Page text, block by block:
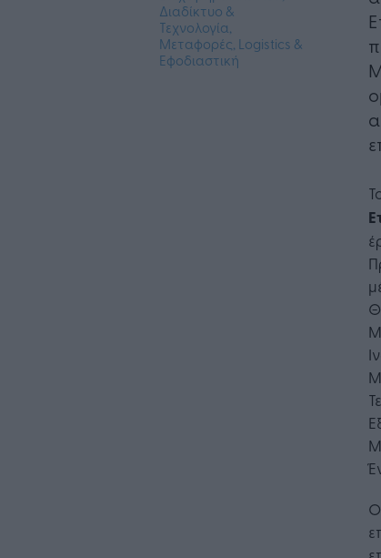
Διαδίκτυο &
Τεχνολογία,
Μεταφορές, Logistics &
Εφοδιαστική